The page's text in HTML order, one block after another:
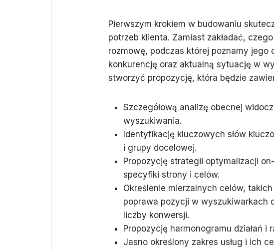
Pierwszym krokiem w budowaniu
potrzeb klienta. Zamiast zakładać,
rozmowę, podczas której poznamy jego
konkurencję oraz aktualną sytuację w
stworzyć propozycję, która będzie
Szczegółową analizę obecnej
wyszukiwania.
Identyfikację kluczowych słów
i grupy docelowej.
Propozycję strategii optymalizacji
specyfiki strony i celów.
Określenie mierzalnych celów,
poprawa pozycji w wyszukiwarkach
liczby konwersji.
Propozycję harmonogramu działań i
Jasno określony zakres usług i ich